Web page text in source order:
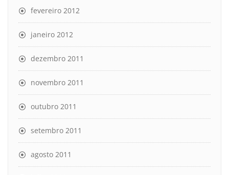
fevereiro 2012
janeiro 2012
dezembro 2011
novembro 2011
outubro 2011
setembro 2011
agosto 2011